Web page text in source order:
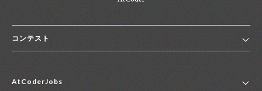
コンテスト
コンテスト一覧
AtCoderJobs